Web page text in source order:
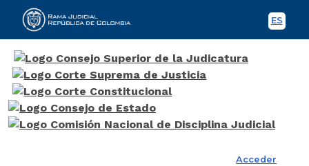
ES
Rama Judicial
Acceder